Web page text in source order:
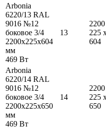
Arbonia
6220/13 RAL
9016 №12
боковое 3/4
2200x225x604
мм
469 Вт
13
2200
225
604
Arbonia
6220/14 RAL
9016 №12
боковое 3/4
2200x225x650
мм
469 Вт
14
2200
225
650